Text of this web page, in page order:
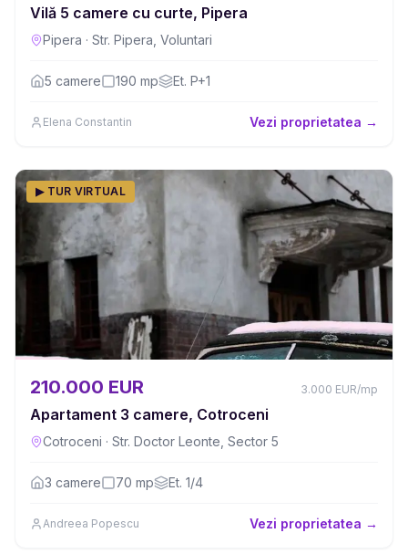
Vilă 5 camere cu curte, Pipera
Pipera · Str. Pipera, Voluntari
5 camere 190 mp Et. P+1
Elena Constantin Vezi proprietatea →
▶ TUR VIRTUAL
210.000 EUR 3.000 EUR/mp
Apartament 3 camere, Cotroceni
Cotroceni · Str. Doctor Leonte, Sector 5
3 camere 70 mp Et. 1/4
Andreea Popescu Vezi proprietatea →